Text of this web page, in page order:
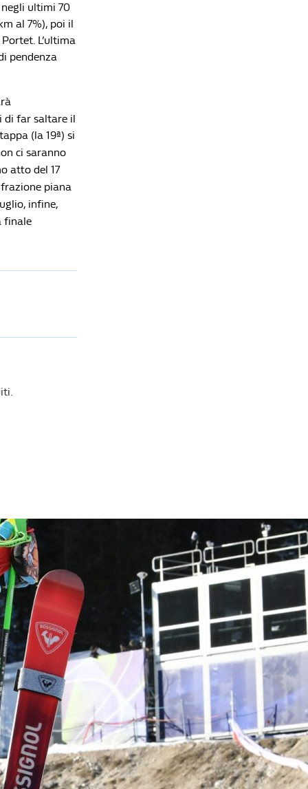
ultimi 70
al 7%), poi il
L’ultima
pendenza
di far saltare il
(la 19ª) si
ci saranno
atto del 17
piana
infine,
finale